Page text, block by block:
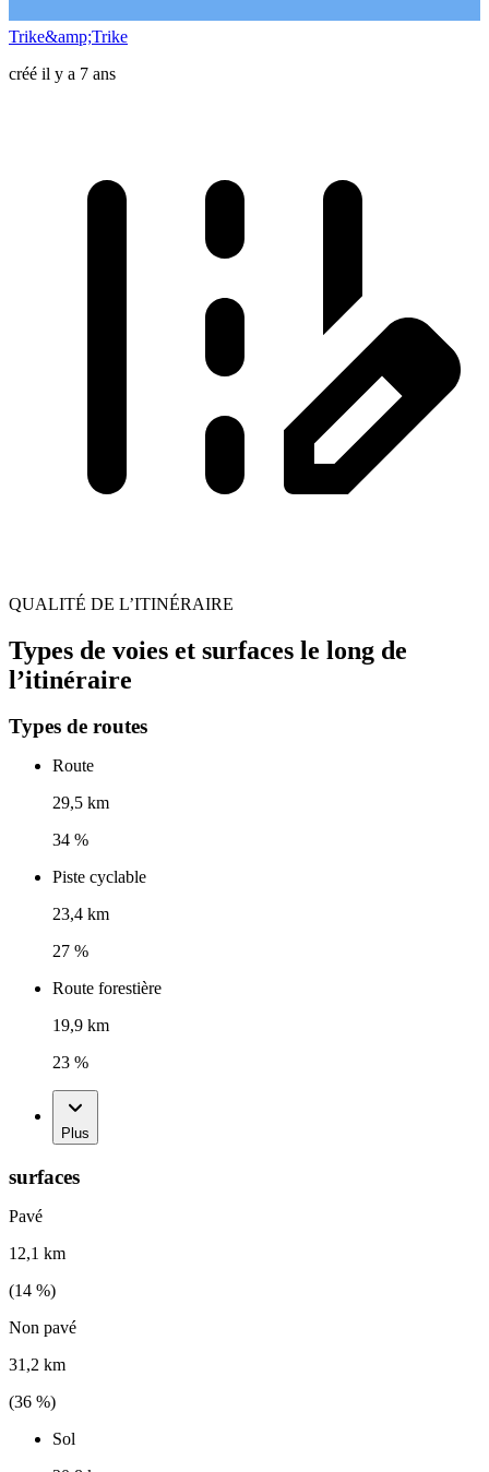
Trike&amp;Trike
créé il y a 7 ans
QUALITÉ DE L’ITINÉRAIRE
Types de voies et surfaces le long de
l’itinéraire
Types de routes
Route
29,5 km
34 %
Piste cyclable
23,4 km
27 %
Route forestière
19,9 km
23 %
Plus
surfaces
Pavé
12,1 km
(14 %)
Non pavé
31,2 km
(36 %)
Sol